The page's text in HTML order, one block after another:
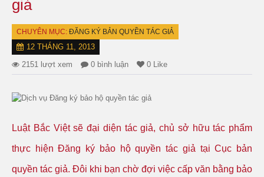
giả
CHUYÊN MỤC: ĐĂNG KÝ BẢN QUYỀN TÁC GIẢ
12 THÁNG 11, 2013
2151 lượt xem
0 bình luận 0 Like
Luật Bắc Việt sẽ đại diện tác giả, chủ sở hữu tác phẩm
thực hiện Đăng ký bảo hộ quyền tác giả tại Cục bản
quyền tác giả. Đôi khi bạn chờ đợi việc cấp văn bằng bảo